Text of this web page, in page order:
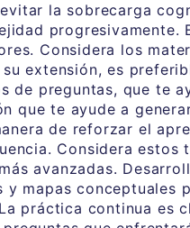
la sobrecarga
progresivamente.
Considera los
extensión, es
de preguntas, que te
que te ayude a
de reforzar el
Considera estos
avanzadas.
mapas conceptuales
práctica continua es